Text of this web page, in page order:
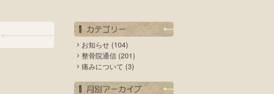
お知らせ (104)
整骨院通信 (201)
痛みについて (3)